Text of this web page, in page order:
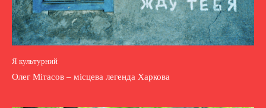
Я культурний
Олег Мітасов – місцева легенда Харкова